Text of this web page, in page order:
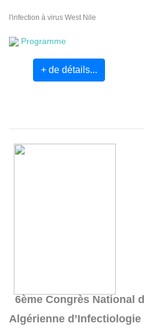
l'infection à virus West Nile
Programme
+ de détails...
6ème Congrès National
Algérienne